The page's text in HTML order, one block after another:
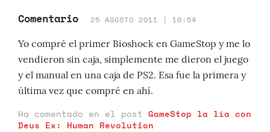
Comentario 25 AGOSTO 2011 | 10:54
Yo compré el primer Bioshock en GameStop y me lo
vendieron sin caja, simplemente me dieron el juego
y el manual en una caja de PS2. Esa fue la primera y
última vez que compré en ahí.
Ha comentado en el post GameStop la lía con
Deus Ex: Human Revolution